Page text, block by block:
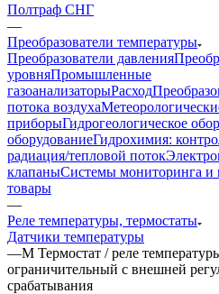
Полтраф СНГ
—
Преобразователи температуры
Преобразователи давления
уровняПромышленные
газоанализаторыРасход
потока воздуха
приборыГидрогеологическое
оборудованиеГидрохимия:
радиация/тепловой поток
клапаныСистемы мониторинга и
товары
—
Реле температуры, термостаты
Датчики температуры
—M Термостат / реле
ограничительный с внешней
срабатывания